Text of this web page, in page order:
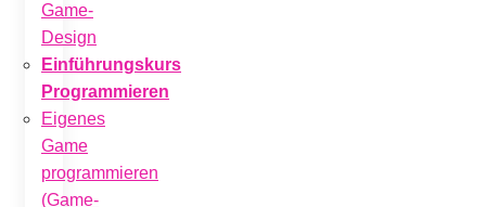
Game-
Design
Einführungskurs
Programmieren
Eigenes
Game
programmieren
(Game-